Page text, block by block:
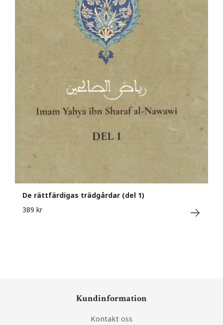
De rättfärdigas trädgårdar (del 1)
389 kr
Kundinformation
Kontakt oss